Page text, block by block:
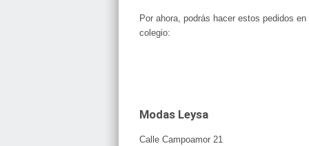
Por ahora, podrás hacer estos pedidos
colegio:
Modas Leysa
Calle Campoamor 21